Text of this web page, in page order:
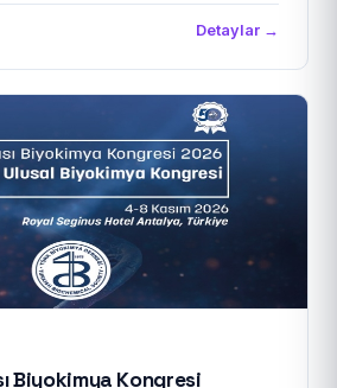
Detaylar →
Biyokimya Kongresi